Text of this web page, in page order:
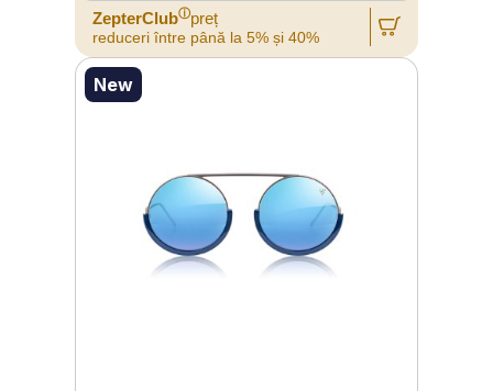
ZepterClubⓘpreț
reduceri între până la 5% și 40%
New